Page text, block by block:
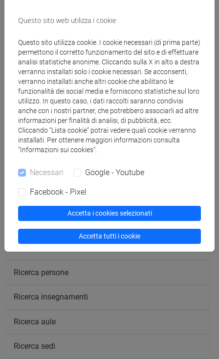
Docenti
BELTRAME Carlo- 30h Lezione
Materiali didattici
Materiali su Moodle
Corsi di studio e percorsi
E DELLE ATTIVITÀ CULTURALI - Laurea
archeologico
Ricerca persone
Ricerca insegnamenti
Ricerca aule
Ricerca sedi
Questo sito web utilizza i cookie
Questo sito utilizza cookie. I cookie necessari (di prima parte)
permettono il corretto funzionamento del sito e di effettuare
analisi statistiche anonime. Cliccando sulla X in alto a destra
verranno installati solo i cookie necessari. Se acconsenti,
verranno installati anche altri cookie che abilitano le
funzionalità dei social media e forniscono statistiche sul loro
utilizzo. In questo caso, i dati raccolti saranno condivisi
anche con i nostri partner, che potrebbero associarli ad altre
informazioni per finalità di analisi, di pubblicità, ecc.
Cliccando “Lista cookie” potrai vedere quali cookie verranno
installati. Per ottenere maggiori informazioni consulta
“Informazioni sui cookies”.
Necessari Google - Youtube
Facebook - Pixel
Accetta i cookies selezionati
Accetta tutti i cookie